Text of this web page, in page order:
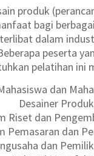
produk
bagi
dalam
peserta
pelatihan ini
dan
Desainer
Riset dan
Pemasaran dan
dan